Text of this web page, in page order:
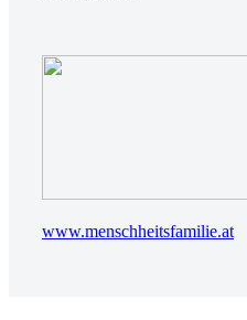
www.menschheitsfamilie.at